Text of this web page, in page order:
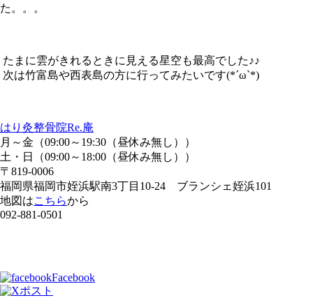
た。。。
たまに雲がきれるときに見える星空も最高でした♪♪
次は竹富島や西表島の方に行ってみたいです(*´ω`*)
はり灸整骨院Re.庵
月～金（09:00～19:30（昼休み無し））
土・日（09:00～18:00（昼休み無し））
〒819-0006
福岡県福岡市姪浜駅南3丁目10-24 ブランシェ姪浜101
地図はこちらから
092-881-0501
Facebook
ポスト